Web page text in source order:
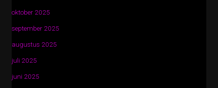
oktober 2025
september 2025
augustus 2025
juli 2025
juni 2025